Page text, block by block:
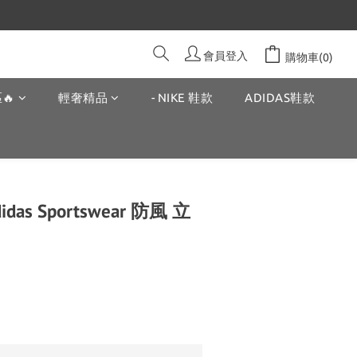
會員登入 購物車(0)
輕奢精品 - NIKE 鞋款 ADIDAS鞋款
Sportswear 防風 立